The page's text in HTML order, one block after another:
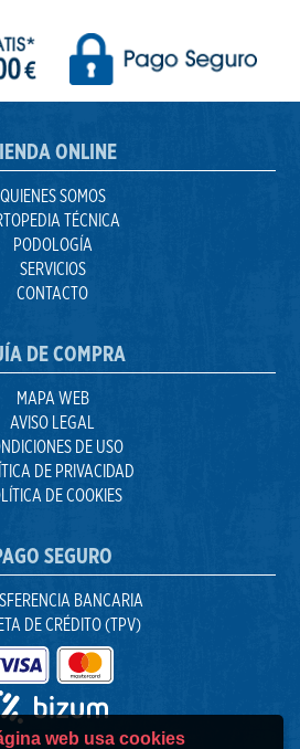
ONLINE
QUIENES SOMOS
TÉCNICA
PODOLOGÍA
SERVICIOS
CONTACTO
DE COMPRA
MAPA WEB
AVISO LEGAL
DE USO
DE PRIVACIDAD
DE COOKIES
SEGURO
BANCARIA
DE CRÉDITO (TPV)
web usa cookies